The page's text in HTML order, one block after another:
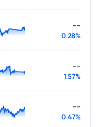
--
0.28%
--
1.57%
--
0.47%